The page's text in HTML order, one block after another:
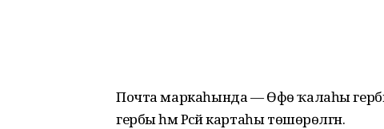
Почта маркаһында — Өфө ҡалаһы
гербы һәм Рәсәй картаһы төшөрөлгән.